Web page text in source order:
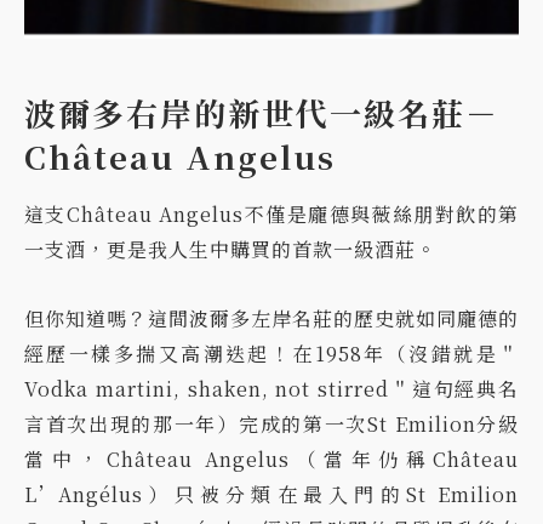
波爾多右岸的新世代一級名莊－
Château Angelus
這支Château Angelus不僅是龐德與薇絲朋對飲的第
一支酒，更是我人生中購買的首款一級酒莊。
但你知道嗎？這間波爾多左岸名莊的歷史就如同龐德的
經歷一樣多揣又高潮迭起！在1958年（沒錯就是＂
Vodka martini, shaken, not stirred＂這句經典名
言首次出現的那一年）完成的第一次St Emilion分級
當中，Château Angelus（當年仍稱Château
L’Angélus）只被分類在最入門的St Emilion